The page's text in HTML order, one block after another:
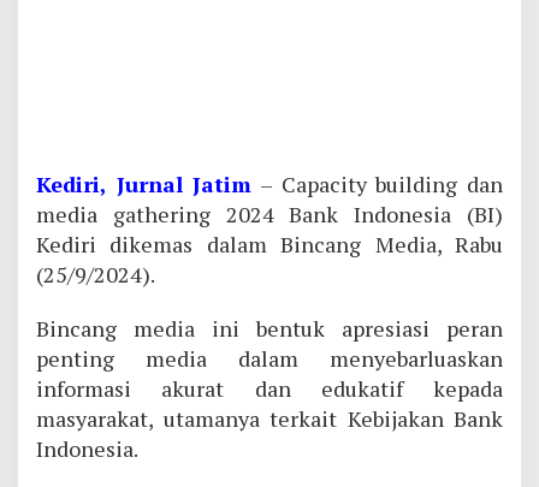
Kediri, Jurnal Jatim – Capacity building dan
media gathering 2024 Bank Indonesia (BI)
Kediri dikemas dalam Bincang Media, Rabu
(25/9/2024).
Bincang media ini bentuk apresiasi peran
penting media dalam menyebarluaskan
informasi akurat dan edukatif kepada
masyarakat, utamanya terkait Kebijakan Bank
Indonesia.